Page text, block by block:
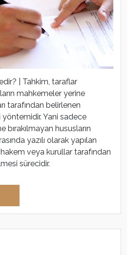
| Tahkim, taraflar
mahkemeler yerine
tarafından belirlenen
Yani sadece
hususların
yazılı olarak yapılan
veya kurullar tarafından
sürecidir.